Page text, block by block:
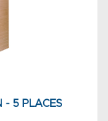
- 5 PLACES